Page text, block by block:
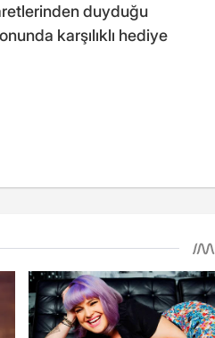
duyduğu
karşılıklı hediye